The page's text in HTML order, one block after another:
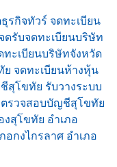
กิจทัวร์ จดทะเบียน
ดรับจดทะเบียนบริษัท
ะเบียนบริษัทจังหวัด
จดทะเบียนห้างหุ้น
โขทัย รับวางระบบ
รวจสอบบัญชีสุโขทัย
สุโขทัย อำเภอ
กงไกรลาศ อำเภอ